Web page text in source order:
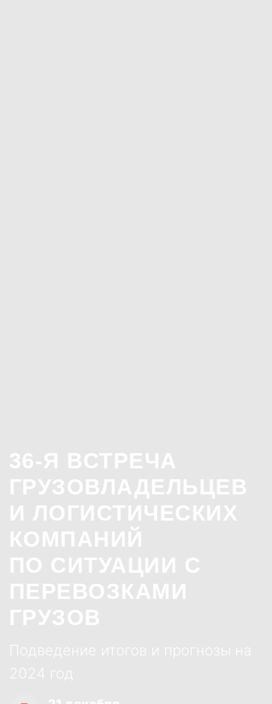
36-Я ВСТРЕЧА
ГРУЗОВЛАДЕЛЬЦЕВ
И ЛОГИСТИЧЕСКИХ
КОМПАНИЙ
ПО СИТУАЦИИ С
ПЕРЕВОЗКАМИ
ГРУЗОВ
Подведение итогов и прогнозы на
2024 год